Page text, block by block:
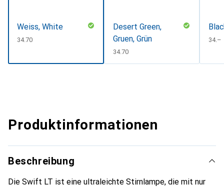
Weiss, White
CHF
34.70
Desert Green,
Gruen, Grün
CHF
34.70
CHF
34.–
Produktinformationen
Beschreibung
Die Swift LT ist eine ultraleichte Stirnlampe, die mit nur